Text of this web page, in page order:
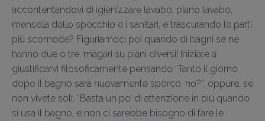
accontentandovi di igienizzare lavabo, piano lavabo,
mensola dello specchio e i sanitari, e trascurando le parti
più scomode? Figuriamoci poi quando di bagni se ne
hanno due o tre, magari su piani diversi! Iniziate a
giustificarvi filosoficamente pensando “Tanto il giorno
dopo il bagno sarà nuovamente sporco, no?”, oppure, se
non vivete soli, “Basta un po’ di attenzione in più quando
si usa il bagno, e non ci sarebbe bisogno di fare le